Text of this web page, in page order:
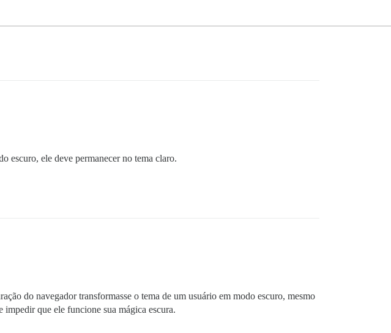
escuro, ele deve permanecer no tema claro.
do navegador transformasse o tema de um usuário em modo escuro, mesmo
impedir que ele funcione sua mágica escura.